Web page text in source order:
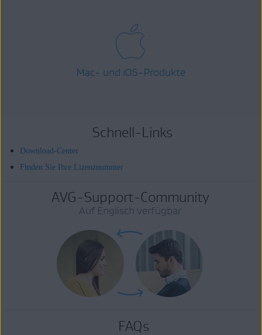
Mac- und iOS-Produkte
Schnell-Links
Download-Center
Finden Sie Ihre Lizenznummer
AVG-Support-Community
Auf Englisch verfügbar
FAQs